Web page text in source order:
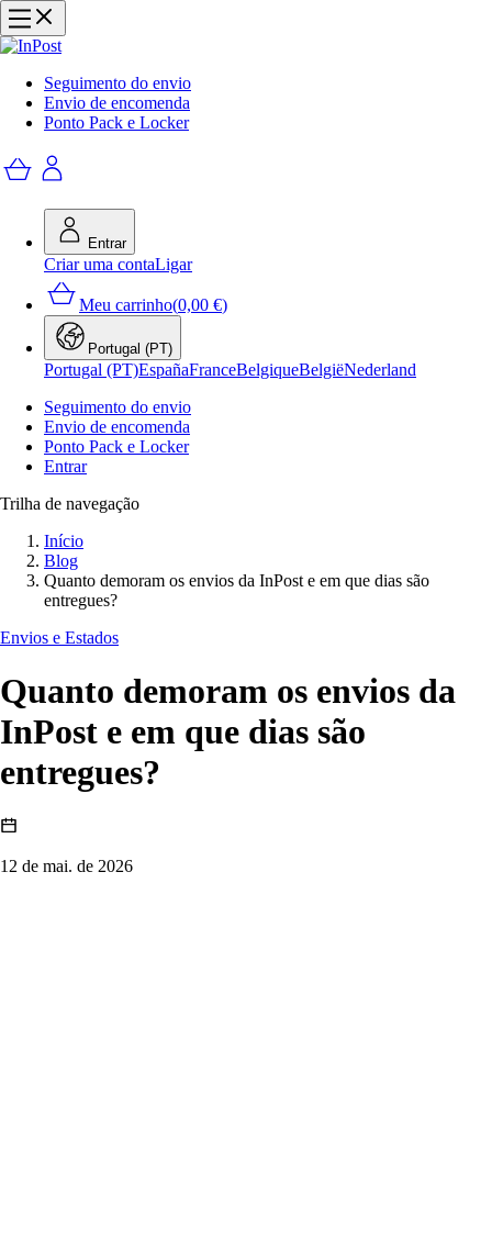
Seguimento do envio
Envio de encomenda
Ponto Pack e Locker
Entrar
Criar uma contaLigar
Meu carrinho(0,00 €)
Portugal (PT)
Portugal (PT)EspañaFranceBelgiqueBelgiëNederland
Seguimento do envio
Envio de encomenda
Ponto Pack e Locker
Entrar
Trilha de navegação
Início
Blog
Quanto demoram os envios da InPost e em que dias são
entregues?
Envios e Estados
Quanto demoram os envios da
InPost e em que dias são
entregues?
12 de mai. de 2026